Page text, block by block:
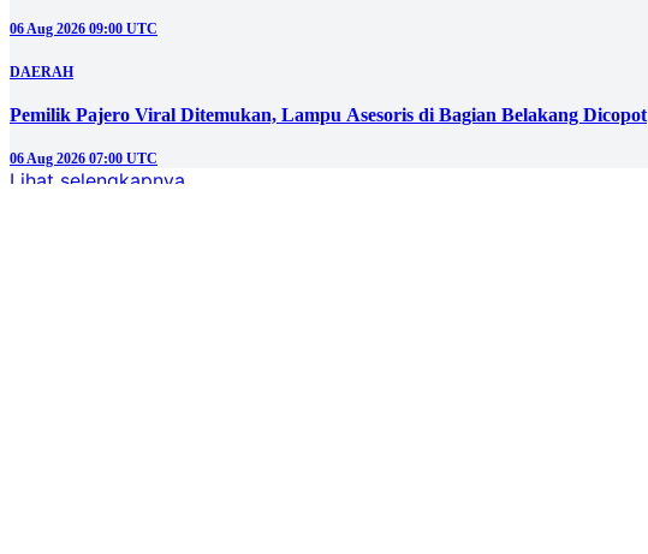
06 Aug 2026 09:00 UTC
DAERAH
Pemilik Pajero Viral Ditemukan, Lampu Asesoris di Bagian Belakang Dicopot
06 Aug 2026 07:00 UTC
Lihat selengkapnya